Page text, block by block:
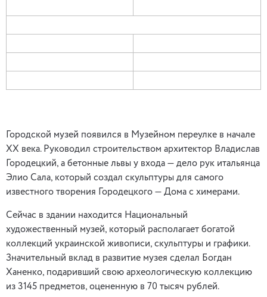
Городской музей появился в Музейном переулке в начале
XX века. Руководил строительством архитектор Владислав
Городецкий, а бетонные львы у входа — дело рук итальянца
Элио Сала, который создал скульптуры для самого
известного творения Городецкого — Дома с химерами.
Сейчас в здании находится Национальный
художественный музей, который располагает богатой
коллекций украинской живописи, скульптуры и графики.
Значительный вклад в развитие музея сделал Богдан
Ханенко, подаривший свою археологическую коллекцию
из 3145 предметов, оцененную в 70 тысяч рублей.